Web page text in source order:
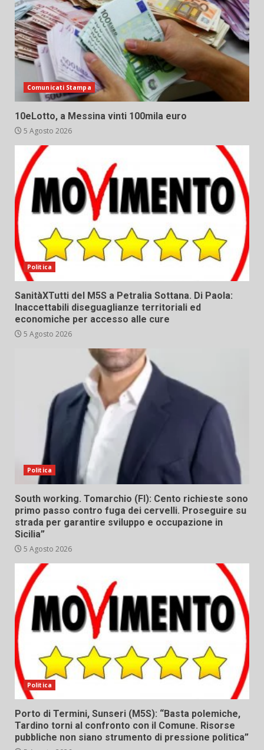
Comunicati Stampa
10eLotto, a Messina vinti 100mila euro
5 Agosto 2026
Politica
SanitàXTutti del M5S a Petralia Sottana. Di Paola:
Inaccettabili diseguaglianze territoriali ed
economiche per accesso alle cure
5 Agosto 2026
Politica
South working. Tomarchio (FI): Cento richieste sono
primo passo contro fuga dei cervelli. Proseguire su
strada per garantire sviluppo e occupazione in
Sicilia”
5 Agosto 2026
Politica
Porto di Termini, Sunseri (M5S): “Basta polemiche,
Tardino torni al confronto con il Comune. Risorse
pubbliche non siano strumento di pressione politica”